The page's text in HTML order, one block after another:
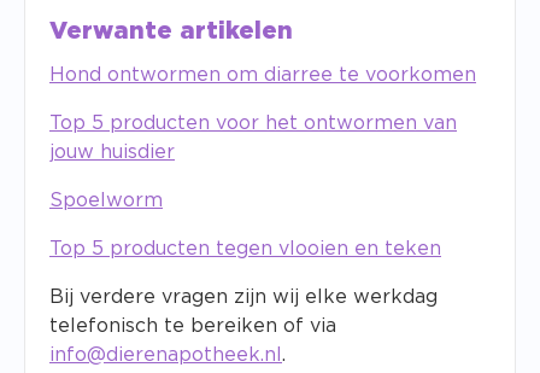
Verwante artikelen
Hond ontwormen om diarree te voorkomen
Top 5 producten voor het ontwormen van
jouw huisdier
Spoelworm
Top 5 producten tegen vlooien en teken
Bij verdere vragen zijn wij elke werkdag
telefonisch te bereiken of via
info@dierenapotheek.nl .